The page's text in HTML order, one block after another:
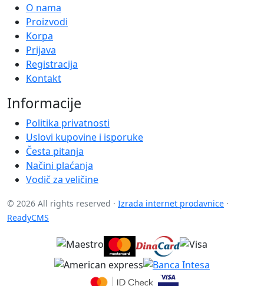
O nama
Proizvodi
Korpa
Prijava
Registracija
Kontakt
Informacije
Politika privatnosti
Uslovi kupovine i isporuke
Česta pitanja
Načini plaćanja
Vodič za veličine
© 2026 All rights reserved · Izrada internet prodavnice ·
ReadyCMS